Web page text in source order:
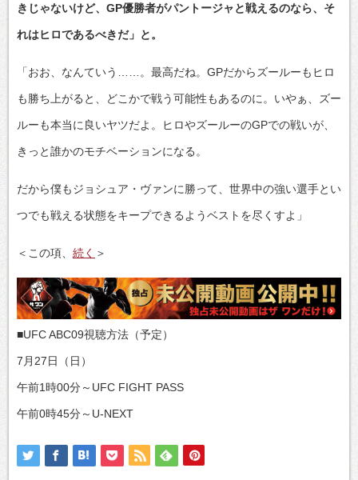
きじゃないけど、GP優勝者がパントージャと戦えるのなら、そ
れはヒロであるべきだ」と。
「おお、なんていう……。最高だね。GPだからズールーもヒロ
も勝ち上がると、どこかで戦う可能性もあるのに。いやぁ、ズー
ルーも本当に良いヤツだよ。ヒロやズールーのGPでの戦いが、
きっと誰かのモチベーションになる。
だから僕もジョシュア・ヴァンに勝って、世界中の強い選手とい
つでも戦える状態をキープできるようベストを尽くすよ」
＜この項、 続く ＞
■UFC ABC09視聴方法（予定）
7月27日（日）
午前1時00分～UFC FIGHT PASS
午前0時45分～U-NEXT